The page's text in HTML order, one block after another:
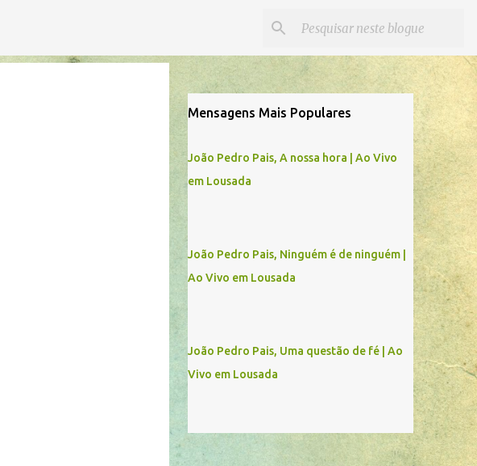
Mensagens Mais Populares
João Pedro Pais, A nossa hora | Ao Vivo
em Lousada
João Pedro Pais, Ninguém é de ninguém |
Ao Vivo em Lousada
João Pedro Pais, Uma questão de fé | Ao
Vivo em Lousada